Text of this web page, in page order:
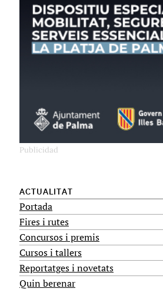
ACTUALITAT
Portada
Fires i rutes
Concursos i premis
Cursos i tallers
Reportatges i novetats
Quin berenar